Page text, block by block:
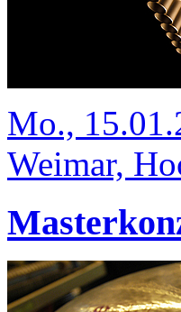
Mo.,
Weimar,